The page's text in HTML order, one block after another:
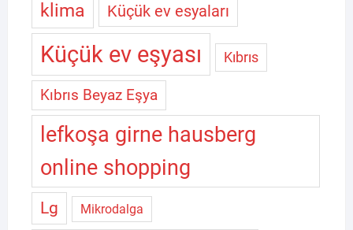
klima Küçük ev esyaları
Küçük ev eşyası Kıbrıs
Kıbrıs Beyaz Eşya
lefkoşa girne hausberg
online shopping
Lg Mikrodalga